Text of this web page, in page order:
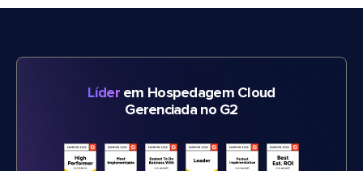
Líderem Hospedagem Cloud
Gerenciada no G2